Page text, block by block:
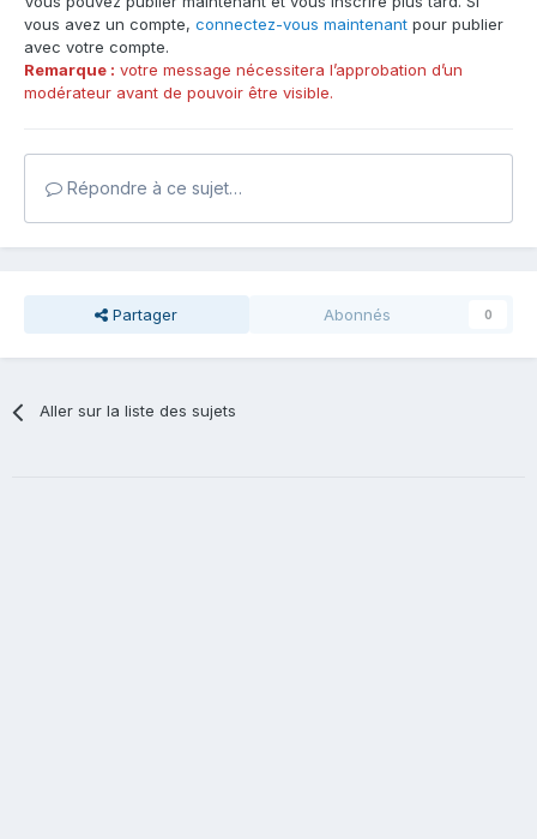
vous avez un compte, connectez-vous maintenant pour publier
avec votre compte.
Remarque : votre message nécessitera l’approbation d’un
modérateur avant de pouvoir être visible.
Répondre à ce sujet…
Partager Abonnés 0
Aller sur la liste des sujets